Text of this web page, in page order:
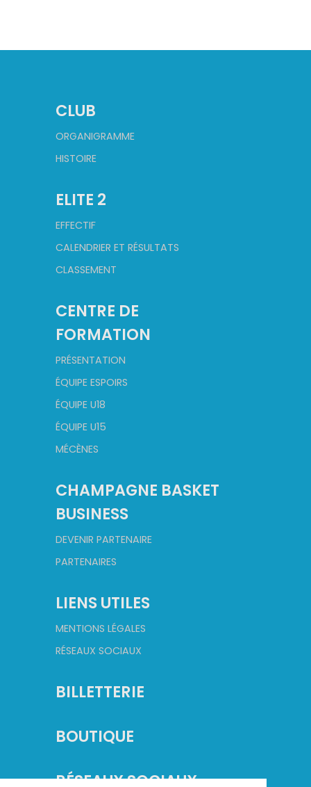
CLUB
ORGANIGRAMME
HISTOIRE
ELITE 2
EFFECTIF
CALENDRIER ET RÉSULTATS
CLASSEMENT
CENTRE DE
FORMATION
PRÉSENTATION
ÉQUIPE ESPOIRS
ÉQUIPE U18
ÉQUIPE U15
MÉCÈNES
CHAMPAGNE BASKET
BUSINESS
DEVENIR PARTENAIRE
PARTENAIRES
LIENS UTILES
MENTIONS LÉGALES
RÉSEAUX SOCIAUX
BILLETTERIE
BOUTIQUE
RÉSEAUX SOCIAUX